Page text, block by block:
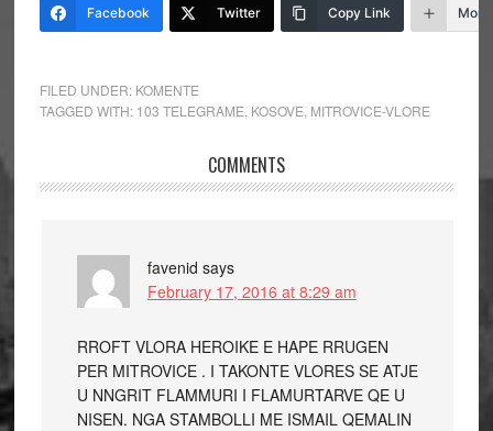
Facebook Twitter Copy Link More
FILED UNDER: KOMENTE
TAGGED WITH: 103 TELEGRAME KOSOVE MITROVICE-VLORE
COMMENTS
favenid says
February 17, 2016 at 8:29 am
RROFT VLORA HEROIKE E HAPE RRUGEN
PER MITROVICE . I TAKONTE VLORES SE ATJE
U NNGRIT FLAMMURI I FLAMURTARVE QE U
NISEN. NGA STAMBOLLI ME ISMAIL QEMALIN